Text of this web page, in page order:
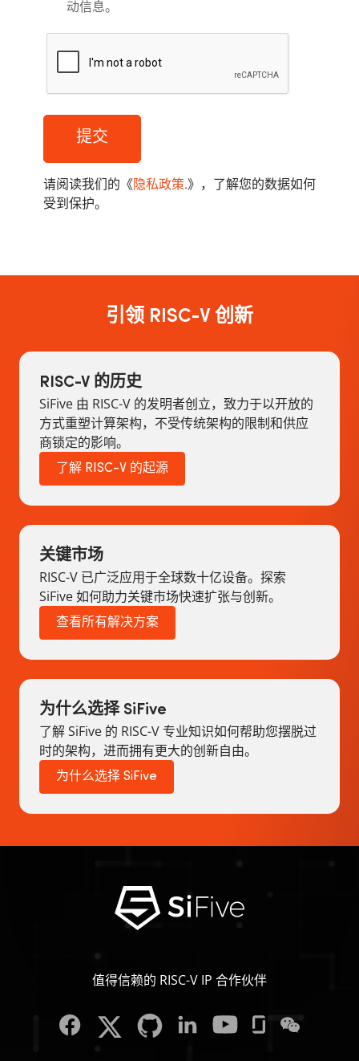
动信息。
提交
请阅读我们的《 隐私政策.》，了解您的数据如何
受到保护。
引领 RISC-V 创新
RISC-V 的历史
SiFive 由 RISC-V 的发明者创立，致力于以开放的
方式重塑计算架构，不受传统架构的限制和供应
商锁定的影响。
了解 RISC-V 的起源
关键市场
RISC-V 已广泛应用于全球数十亿设备。探索
SiFive 如何助力关键市场快速扩张与创新。
查看所有解决方案
为什么选择 SiFive
了解 SiFive 的 RISC-V 专业知识如何帮助您摆脱过
时的架构，进而拥有更大的创新自由。
为什么选择 SiFive
值得信赖的 RISC-V IP 合作伙伴